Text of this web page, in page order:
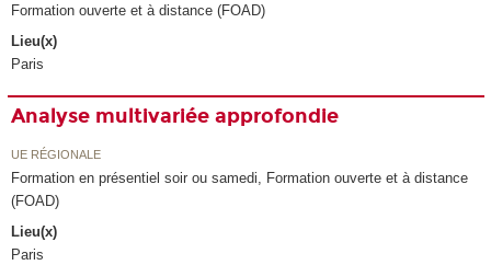
Formation ouverte et à distance (FOAD)
Lieu(x)
Paris
Analyse multivariée approfondie
UE RÉGIONALE
Formation en présentiel soir ou samedi, Formation ouverte et à distance
(FOAD)
Lieu(x)
Paris